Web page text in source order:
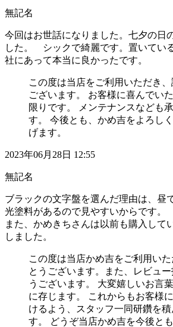
無記名
今回はお世話になりました。七夕の日
した。 シックで綺麗です。置いてい
社にあって本当に良かったです。
この度は当店をご利用いただき
ございます。 お客様に喜んでい
限りです。 メンテナンスなども
す。 今後とも、かめ吉をよろし
げます。
2023年06月28日 12:55
無記名
ブラックの文字盤を選んだ理由は、昼
光塗料があるので見やすいからです。
また、かめきちさんは以前も購入して
しました。
この度は当店かめ吉をご利用い
とうございます。また、レビュ
うございます。 大変嬉しいお言
に存じます。 これからもお客様
けるよう、スタッフ一同研鑽を積
す。 どうぞ当店かめ吉を今後と